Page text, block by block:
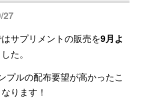
27
サプリメントの販売を9月よ
た。
プルの配布要望が高かったこ
ります！